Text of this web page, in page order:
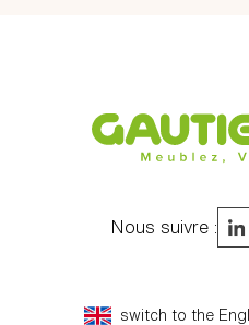
Nous suivre :
switch to the